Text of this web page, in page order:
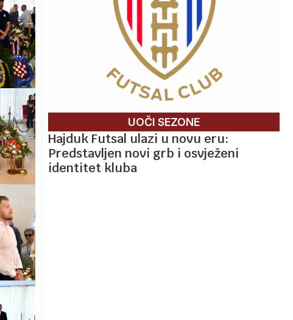
UOČI SEZONE
Hajduk Futsal ulazi u novu eru:
Predstavljen novi grb i osvježeni
identitet kluba